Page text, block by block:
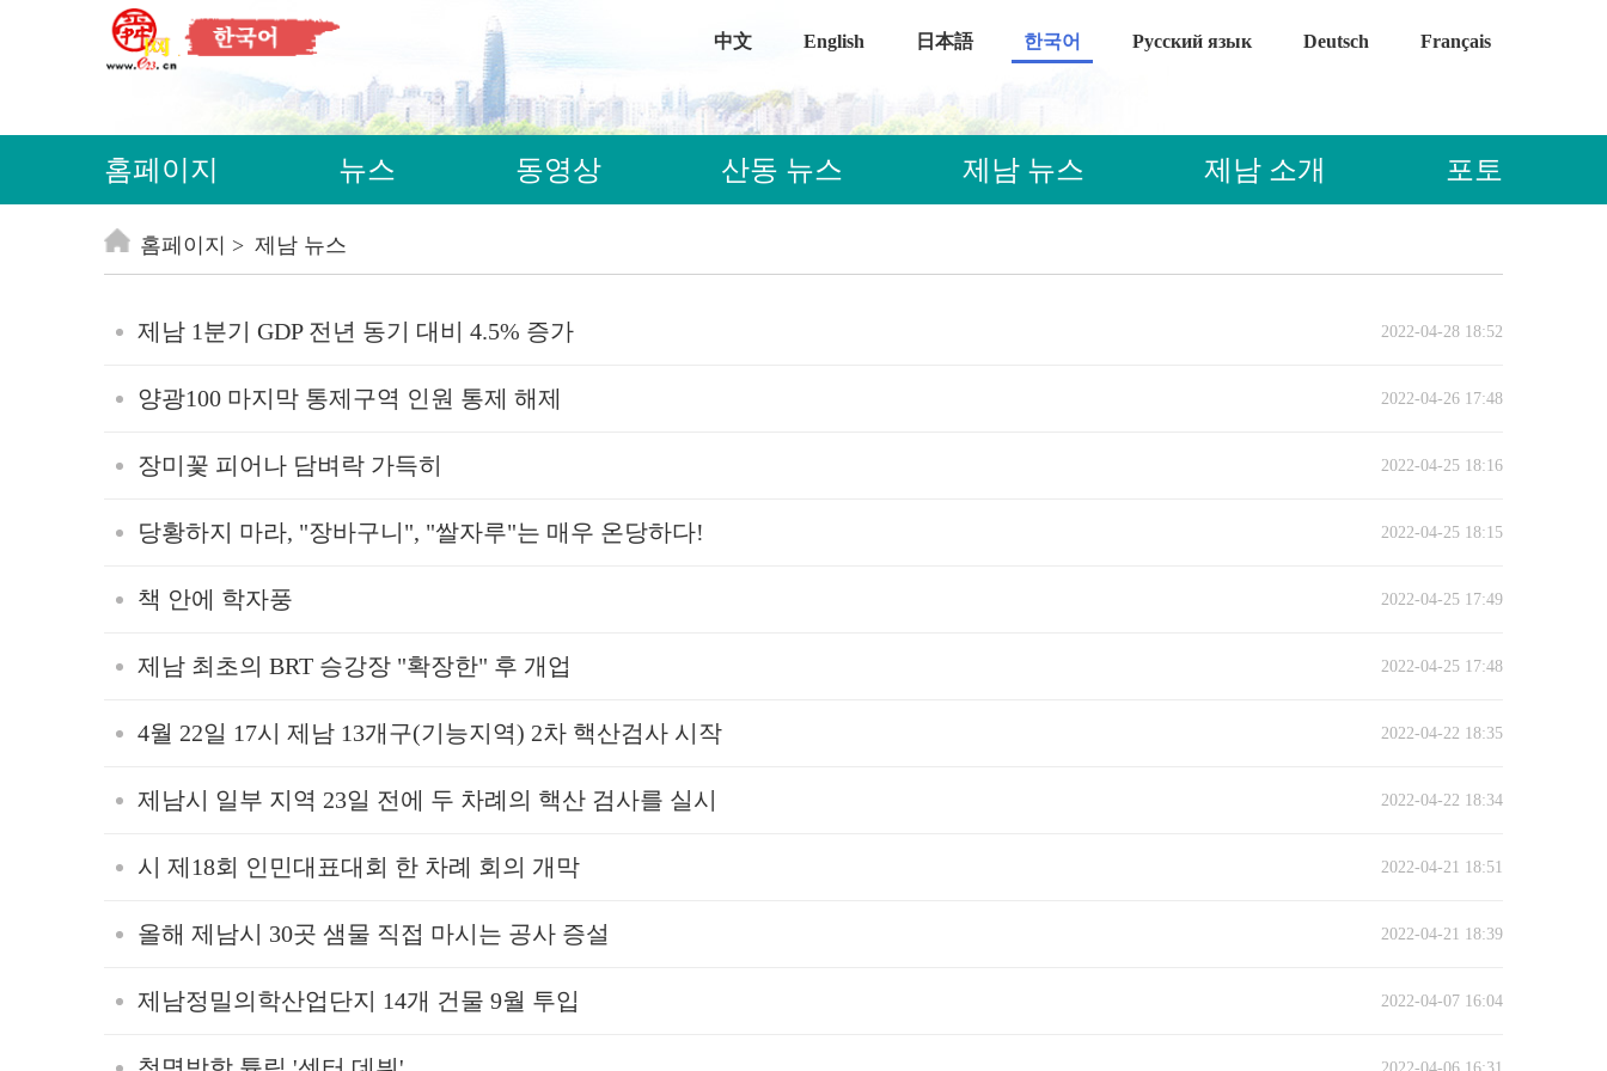
中文 English 日本語 한국어 Русский язык Deutsch Français
홈페이지 뉴스 동영상 산동 뉴스 제남 뉴스 제남 소개 포토
홈페이지 제남 뉴스
제남 1분기 GDP 전년 동기 대비 4.5% 증가 2022-04-28 18:52
양광100 마지막 통제구역 인원 통제 해제 2022-04-26 17:48
장미꽃 피어나 담벼락 가득히 2022-04-25 18:16
당황하지 마라, "장바구니", "쌀자루"는 매우 온당하다! 2022-04-25 18:15
책 안에 학자풍 2022-04-25 17:49
제남 최초의 BRT 승강장 "확장한" 후 개업 2022-04-25 17:48
4월 22일 17시 제남 13개구(기능지역) 2차 핵산검사 시작 2022-04-22 18:35
제남시 일부 지역 23일 전에 두 차례의 핵산 검사를 실시 2022-04-22 18:34
시 제18회 인민대표대회 한 차례 회의 개막 2022-04-21 18:51
올해 제남시 30곳 샘물 직접 마시는 공사 증설 2022-04-21 18:39
제남정밀의학산업단지 14개 건물 9월 투입 2022-04-07 16:04